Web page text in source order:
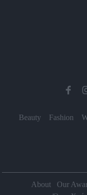
Beauty Fashion
About Our